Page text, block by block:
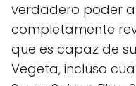
verdadero poder
completamente
que es capaz de
Vegeta, incluso